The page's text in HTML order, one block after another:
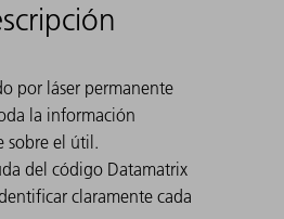
por láser permanente
la información
sobre el útil.
del código Datamatrix
claramente cada